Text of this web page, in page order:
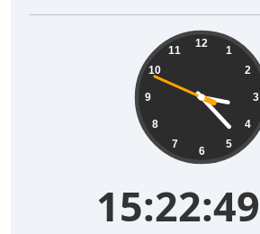
12
1
2
3
4
5
6
7
8
9
10
11
15:22:50